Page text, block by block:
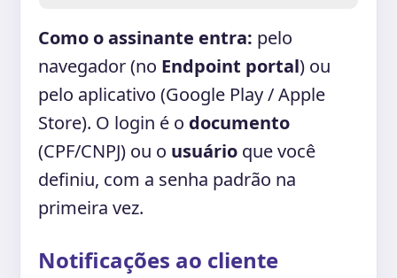
Como o assinante entra: pelo
navegador (no Endpoint portal) ou
pelo aplicativo (Google Play / Apple
Store). O login é o documento
(CPF/CNPJ) ou o usuário que você
definiu, com a senha padrão na
primeira vez.
Notificações ao cliente